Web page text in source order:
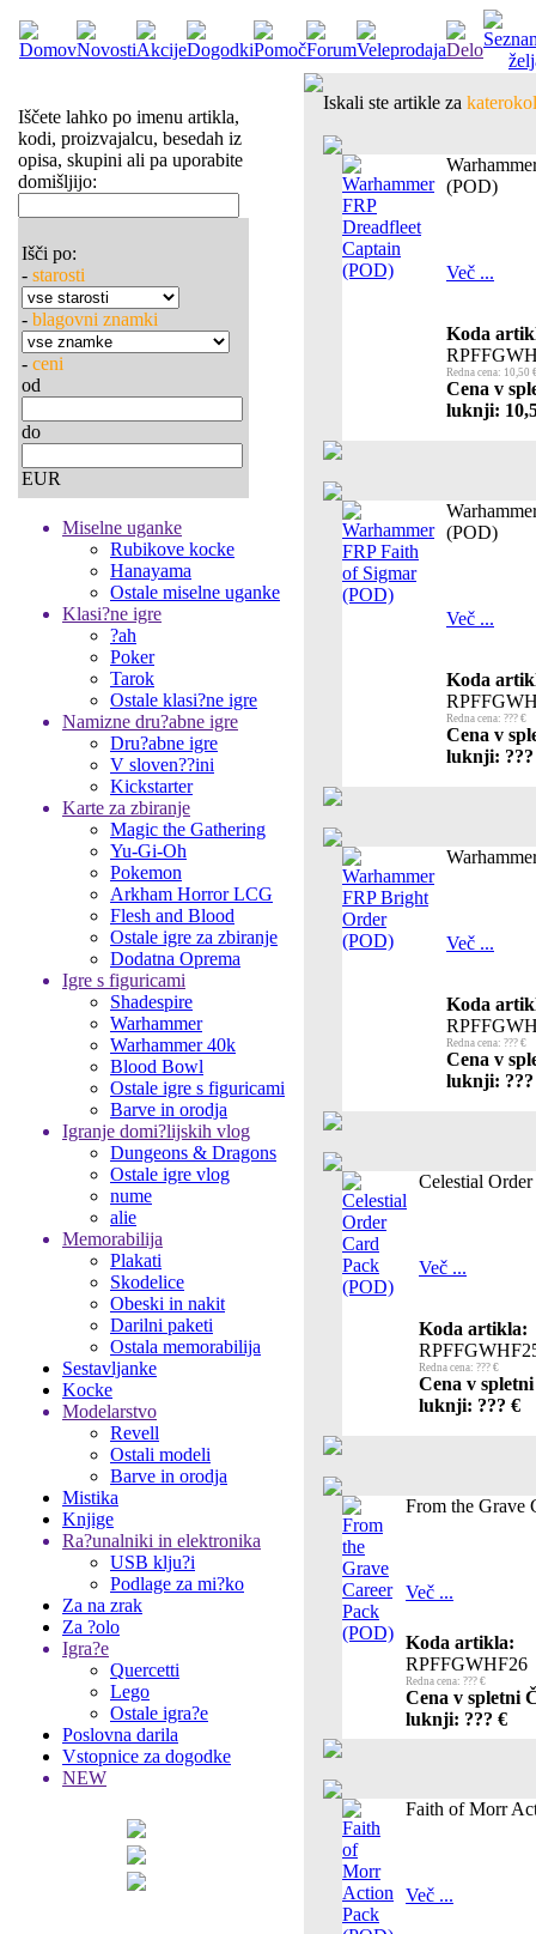
Iščete lahko po imenu artikla,
kodi, proizvajalcu, besedah iz
opisa, skupini ali pa uporabite
domišljijo:
Išči po:
- starosti
- blagovni znamki
- ceni
od
do
EUR
Miselne uganke
Rubikove kocke
Hanayama
Ostale miselne uganke
Klasi?ne igre
?ah
Poker
Tarok
Ostale klasi?ne igre
Namizne dru?abne igre
Dru?abne igre
V sloven??ini
Kickstarter
Karte za zbiranje
Magic the Gathering
Yu-Gi-Oh
Pokemon
Arkham Horror LCG
Flesh and Blood
Ostale igre za zbiranje
Dodatna Oprema
Igre s figuricami
Shadespire
Warhammer
Warhammer 40k
Blood Bowl
Ostale igre s figuricami
Barve in orodja
Igranje domi?lijskih vlog
Dungeons & Dragons
Ostale igre vlog
nume
alie
Memorabilija
Plakati
Skodelice
Obeski in nakit
Darilni paketi
Ostala memorabilija
Sestavljanke
Kocke
Modelarstvo
Revell
Ostali modeli
Barve in orodja
Mistika
Knjige
Ra?unalniki in elektronika
USB klju?i
Podlage za mi?ko
Za na zrak
Za ?olo
Igra?e
Quercetti
Lego
Ostale igra?e
Poslovna darila
Vstopnice za dogodke
NEW
Iskali ste artikle za
(POD)
Več ...
Koda
Redna cena: 10,50
Cena v
luknji:
(POD)
Več ...
Koda
Redna cena: ??? €
Cena v
luknji: ???
Več ...
Koda
Redna cena: ??? €
Cena v
luknji: ???
Celestial
Več ...
Koda artikla:
Redna cena: ??? €
Cena v
luknji: ??? €
From the Grave
Več ...
Koda artikla:
RPFFGWHF26
Redna cena: ??? €
Cena v spletni
luknji: ??? €
Faith of Morr
Več ...